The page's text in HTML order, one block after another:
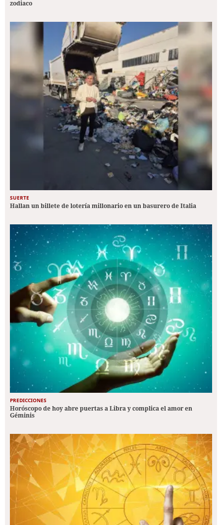
zodiaco
SUERTE
Hallan un billete de lotería millonario en un basurero de Italia
PREDICCIONES
Horóscopo de hoy abre puertas a Libra y complica el amor en
Géminis